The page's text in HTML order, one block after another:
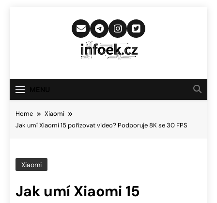
Infoek.cz
Novinkám
Home
Xiaomi
Jak umí Xiaomi 15 pořizovat video? Podporuje 8K se 30 FPS
Xiaomi
Jak umí Xiaomi 15